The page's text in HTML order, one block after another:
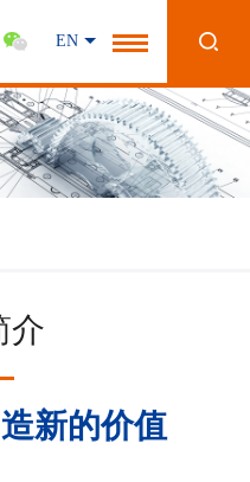
EN
介
新的价值